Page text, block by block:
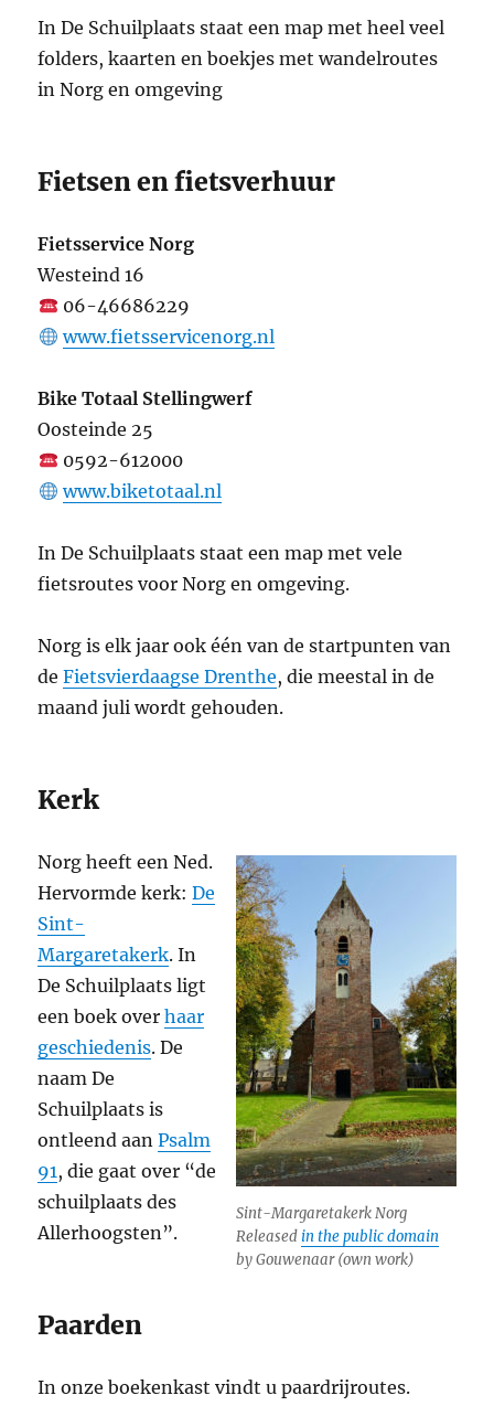
In De Schuilplaats staat een map met heel veel
folders, kaarten en boekjes met wandelroutes
in Norg en omgeving
Fietsen en fietsverhuur
Fietsservice Norg
Westeind 16
06-46686229
www.fietsservicenorg.nl
Bike Totaal Stellingwerf
Oosteinde 25
0592-612000
www.biketotaal.nl
In De Schuilplaats staat een map met vele
fietsroutes voor Norg en omgeving.
Norg is elk jaar ook één van de startpunten van
deFietsvierdaagse Drenthe, die meestal in de
maand juli wordt gehouden.
Kerk
Sint-Margaretakerk Norg
Released in the public domain
by Gouwenaar (own work)
Norg heeft een Ned.
Hervormde kerk:De
Sint-
Margaretakerk. In
De Schuilplaats ligt
een boek overhaar
geschiedenis. De
naam De
Schuilplaats is
ontleend aanPsalm
91, die gaat over “de
schuilplaats des
Allerhoogsten”.
Paarden
In onze boekenkast vindt u paardrijroutes.